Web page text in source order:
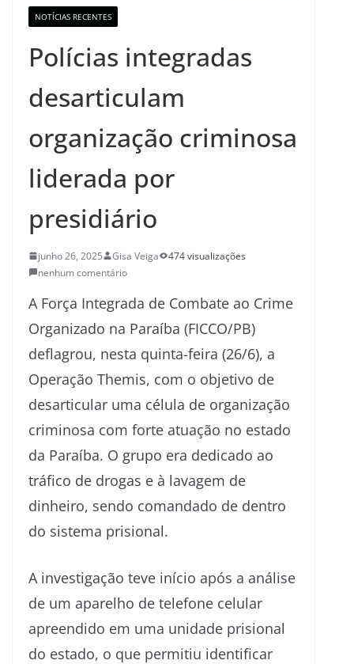
NOTÍCIAS RECENTES
Polícias integradas
desarticulam
organização criminosa
liderada por
presidiário
junho 26, 2025 Gisa Veiga
474 visualizações
nenhum comentário
A Força Integrada de Combate ao Crime
Organizado na Paraíba (FICCO/PB)
deflagrou, nesta quinta-feira (26/6), a
Operação Themis, com o objetivo de
desarticular uma célula de organização
criminosa com forte atuação no estado
da Paraíba. O grupo era dedicado ao
tráfico de drogas e à lavagem de
dinheiro, sendo comandado de dentro
do sistema prisional.
A investigação teve início após a análise
de um aparelho de telefone celular
apreendido em uma unidade prisional
do estado, o que permitiu identificar